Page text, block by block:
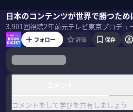
日本のコンテンツが世界で勝つため
3,901回視聴2年前
上出遼平国山ハセン
フォロー 評価 保存
コメントをして学びを共有しましょう